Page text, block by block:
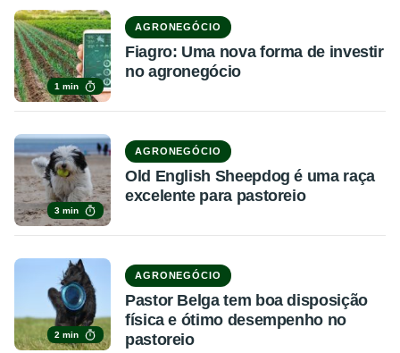
1 min
AGRONEGÓCIO
Fiagro: Uma nova forma de investir
no agronegócio
3 min
AGRONEGÓCIO
Old English Sheepdog é uma raça
excelente para pastoreio
2 min
AGRONEGÓCIO
Pastor Belga tem boa disposição
física e ótimo desempenho no
pastoreio